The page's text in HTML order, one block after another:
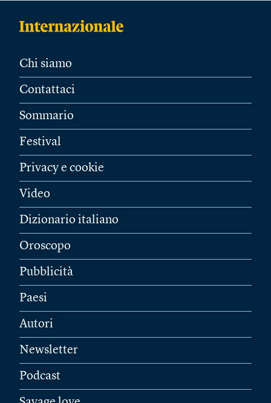
Chi siamo
Contattaci
Sommario
Festival
Privacy e cookie
Video
Dizionario italiano
Oroscopo
Pubblicità
Paesi
Autori
Newsletter
Podcast